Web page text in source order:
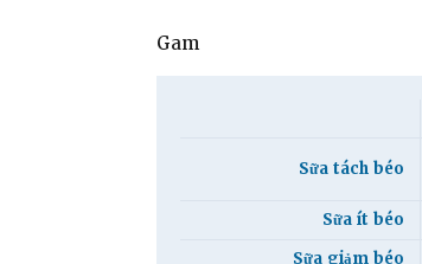
Gam
Sữa tách béo
Sữa ít béo
Sữa giảm béo